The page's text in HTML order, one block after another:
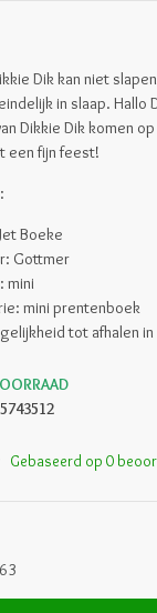
Dik kan niet
in slaap.
Dikkie Dik komen
een fijn feest!
Boeke
Gottmer
mini
mini prentenboek
tot afhalen
Gebaseerd op 0